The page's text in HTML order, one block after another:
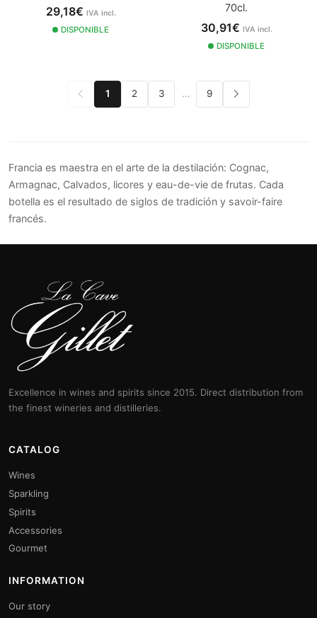
29,18€ IVA incl.
DISPONIBLE
70cl.
30,91€ IVA incl.
DISPONIBLE
1 2 3 … 9
Francia es maestra en el arte de la destilación: Cognac,
Armagnac, Calvados, licores y eau-de-vie de frutas. Cada
botella es el resultado de siglos de tradición y savoir-faire
francés.
Excellence in wines and spirits since 2015. Direct distribution from
the finest wineries and distilleries.
CATALOG
Wines
Sparkling
Spirits
Accessories
Gourmet
INFORMATION
Our story